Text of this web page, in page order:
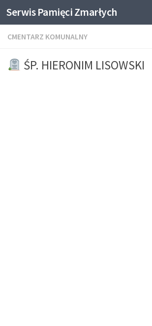
Skip to content
Serwis Pamięci Zmarłych
CMENTARZ KOMUNALNY
ŚP. HIERONIM LISOWSKI